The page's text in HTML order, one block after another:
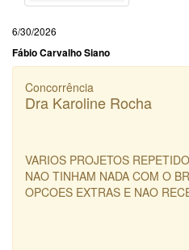
6/30/2026
Fábio Carvalho Siano
Concorrência
Dra Karoline Rocha
VARIOS PROJETOS
NAO TINHAM NADA COM O
OPCOES EXTRAS E NAO